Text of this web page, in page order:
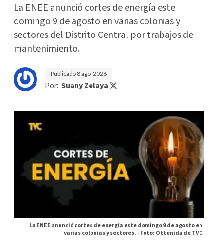
La ENEE anunció cortes de energía este
domingo 9 de agosto en varias colonias y
sectores del Distrito Central por trabajos de
mantenimiento.
Publicado 8 ago. 2026
Por: Suany Zelaya
La ENEE anunció cortes de energía este domingo 9 de agosto en
varias colonias y sectores. -Foto: Obtenida de TVC